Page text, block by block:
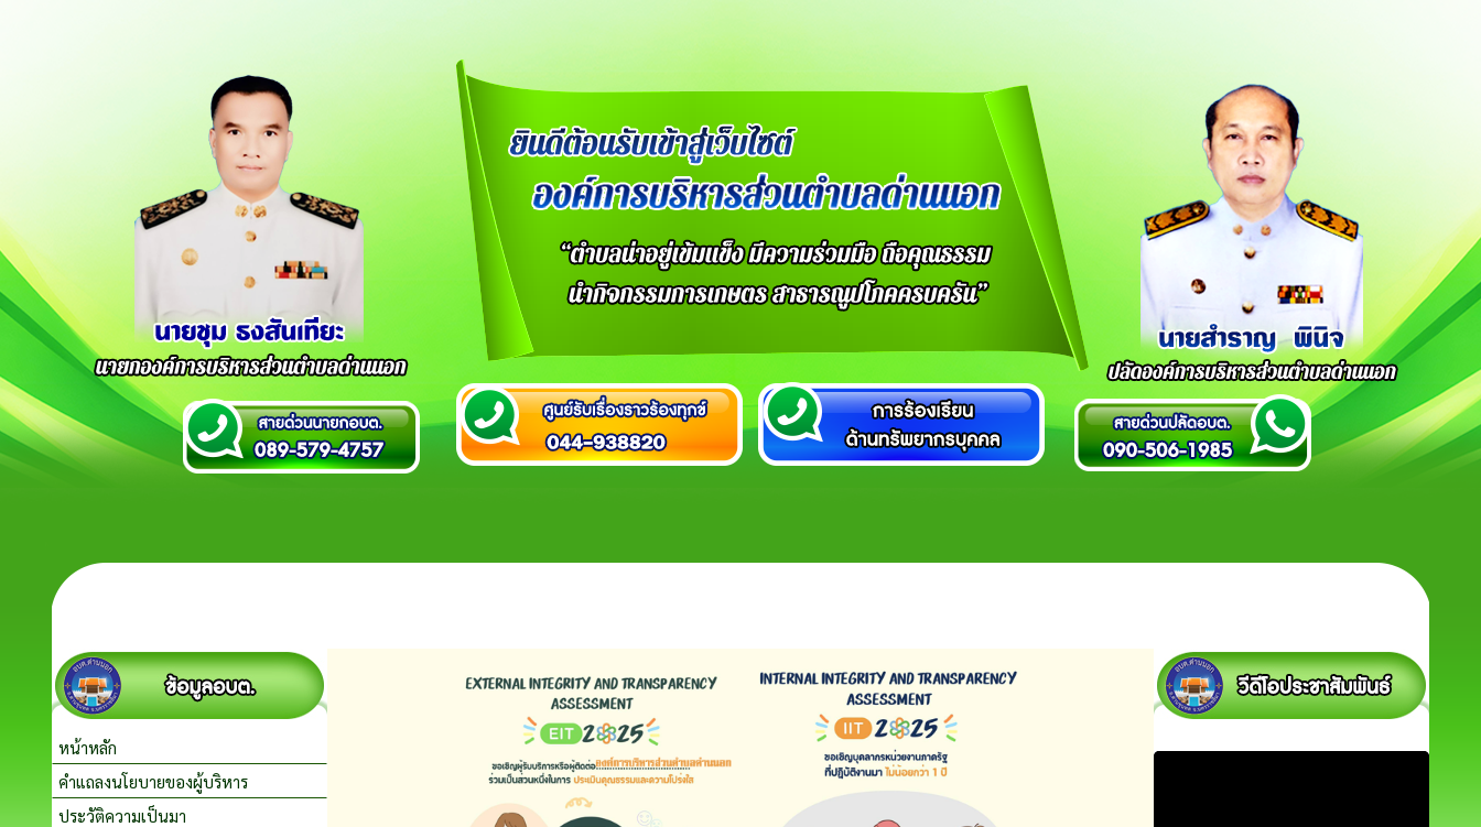
หน้าหลัก
คำแถลงนโยบายของผู้บริหาร
ประวัติความเป็นมา